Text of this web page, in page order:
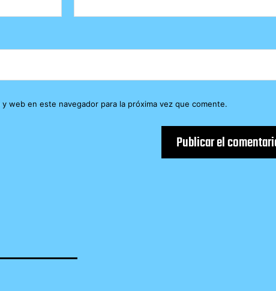
web en este navegador para la próxima vez que comente.